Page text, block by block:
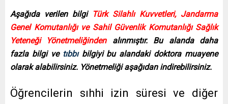
Aşağıda verilen bilgi Türk Silahlı Kuvvetleri, Jandarma
Genel Komutanlığı ve Sahil Güvenlik Komutanlığı Sağlık
Yeteneği Yönetmeliğindenalınmıştır. Bu alanda daha
fazla bilgi ve tıbbıbilgiyi bu alandaki doktora muayene
olarak alabilirsiniz. Yönetmeliği aşağıdan indirebilirsiniz.
Öğrencilerin sıhhi izin süresi ve diğer